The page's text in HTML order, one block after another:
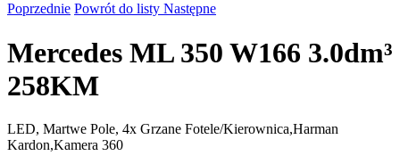
Poprzednie Powrót do listy Następne
Mercedes ML 350 W166 3.0dm³
258KM
LED, Martwe Pole, 4x Grzane Fotele/Kierownica,Harman
Kardon,Kamera 360